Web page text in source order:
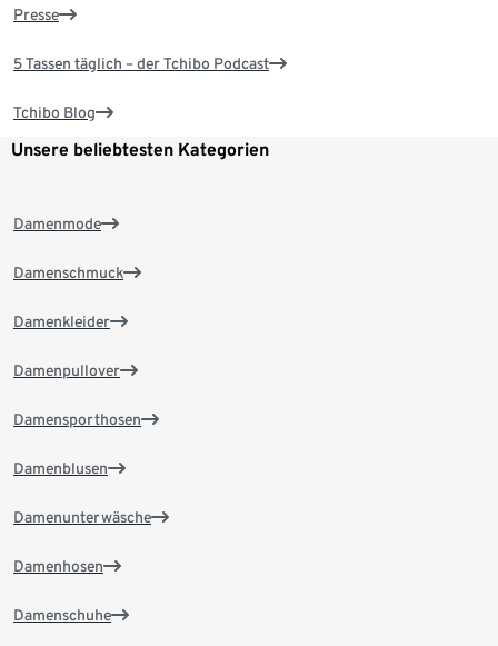
Presse
5 Tassen täglich – der Tchibo Podcast
Tchibo Blog
Unsere beliebtesten Kategorien
Damenmode
Damenschmuck
Damenkleider
Damenpullover
Damensporthosen
Damenblusen
Damenunterwäsche
Damenhosen
Damenschuhe